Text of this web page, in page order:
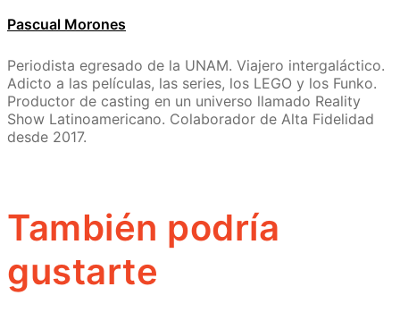
Pascual Morones
Periodista egresado de la UNAM. Viajero intergaláctico.
Adicto a las películas, las series, los LEGO y los Funko.
Productor de casting en un universo llamado Reality
Show Latinoamericano. Colaborador de Alta Fidelidad
desde 2017.
También podría
gustarte